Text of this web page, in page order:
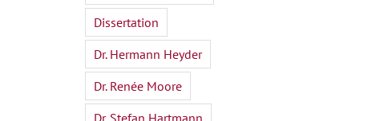
Dissertation
Dr. Hermann Heyder
Dr. Renée Moore